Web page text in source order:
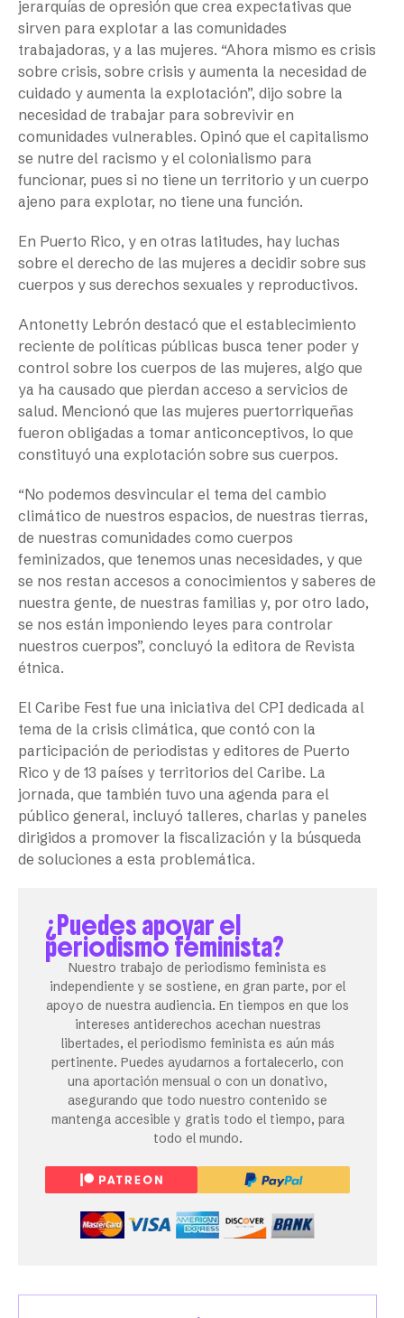
jerarquías de opresión que crea expectativas que
sirven para explotar a las comunidades
trabajadoras, y a las mujeres. “Ahora mismo es crisis
sobre crisis, sobre crisis y aumenta la necesidad de
cuidado y aumenta la explotación”, dijo sobre la
necesidad de trabajar para sobrevivir en
comunidades vulnerables. Opinó que el capitalismo
se nutre del racismo y el colonialismo para
funcionar, pues si no tiene un territorio y un cuerpo
ajeno para explotar, no tiene una función.
En Puerto Rico, y en otras latitudes, hay luchas
sobre el derecho de las mujeres a decidir sobre sus
cuerpos y sus derechos sexuales y reproductivos.
Antonetty Lebrón destacó que el establecimiento
reciente de políticas públicas busca tener poder y
control sobre los cuerpos de las mujeres, algo que
ya ha causado que pierdan acceso a servicios de
salud. Mencionó que las mujeres puertorriqueñas
fueron obligadas a tomar anticonceptivos, lo que
constituyó una explotación sobre sus cuerpos.
“No podemos desvincular el tema del cambio
climático de nuestros espacios, de nuestras tierras,
de nuestras comunidades como cuerpos
feminizados, que tenemos unas necesidades, y que
se nos restan accesos a conocimientos y saberes de
nuestra gente, de nuestras familias y, por otro lado,
se nos están imponiendo leyes para controlar
nuestros cuerpos”, concluyó la editora de Revista
étnica.
El Caribe Fest fue una iniciativa del CPI dedicada al
tema de la crisis climática, que contó con la
participación de periodistas y editores de Puerto
Rico y de 13 países y territorios del Caribe. La
jornada, que también tuvo una agenda para el
público general, incluyó talleres, charlas y paneles
dirigidos a promover la fiscalización y la búsqueda
de soluciones a esta problemática.
¿Puedes apoyar el
periodismo feminista?
Nuestro trabajo de periodismo feminista es
independiente y se sostiene, en gran parte, por el
apoyo de nuestra audiencia. En tiempos en que los
intereses antiderechos acechan nuestras
libertades, el periodismo feminista es aún más
pertinente. Puedes ayudarnos a fortalecerlo, con
una aportación mensual o con un donativo,
asegurando que todo nuestro contenido se
mantenga accesible y gratis todo el tiempo, para
todo el mundo.